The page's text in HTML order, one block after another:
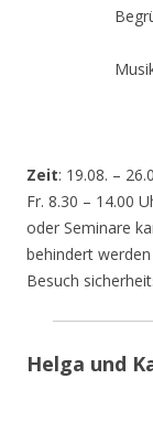
Zeit: 19.08. –
Fr. 8.30 – 14.00
oder Seminare
behindert
Besuch
Helga und